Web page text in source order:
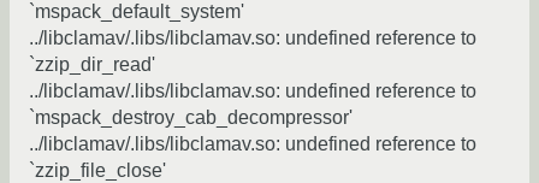
`mspack_default_system'
../libclamav/.libs/libclamav.so: undefined reference to
`zzip_dir_read'
../libclamav/.libs/libclamav.so: undefined reference to
`mspack_destroy_cab_decompressor'
../libclamav/.libs/libclamav.so: undefined reference to
`zzip_file_close'